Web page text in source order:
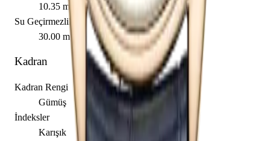
10.35 mm
Su Geçirmezlik
30.00 m
Kadran
Kadran Rengi
Gümüş
İndeksler
Karışık